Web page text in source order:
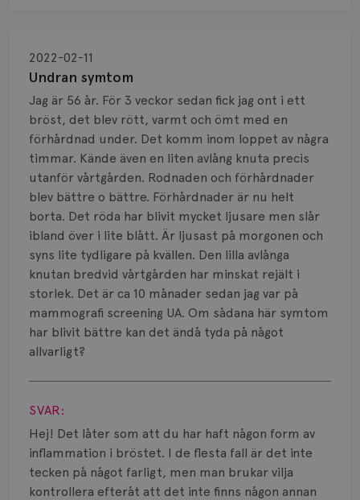
Undran symtom
2022-02-11
Jag är 56 år. För 3 veckor sedan fick jag ont i ett
bröst, det blev rött, varmt och ömt med en
förhårdnad under. Det komm inom loppet av några
timmar. Kände även en liten avlång knuta precis
utanför vårtgården. Rodnaden och förhårdnader
blev bättre o bättre. Förhårdnader är nu helt
borta. Det röda har blivit mycket ljusare men slår
ibland över i lite blått. Är ljusast på morgonen och
syns lite tydligare på kvällen. Den lilla avlånga
knutan bredvid vårtgården har minskat rejält i
storlek. Det är ca 10 månader sedan jag var på
mammografi screening UA. Om sådana här symtom
har blivit bättre kan det ändå tyda på något
allvarligt?
Visa svar
SVAR:
Hej! Det låter som att du har haft någon form av
inflammation i bröstet. I de flesta fall är det inte
tecken på något farligt, men man brukar vilja
kontrollera efteråt att det inte finns någon annan
Biopsi
Biverkningar
Bröstvårta
Knöl
Läkemedel
Typ av bröstcancer
Smärta
Prognos
Risker
Vätska